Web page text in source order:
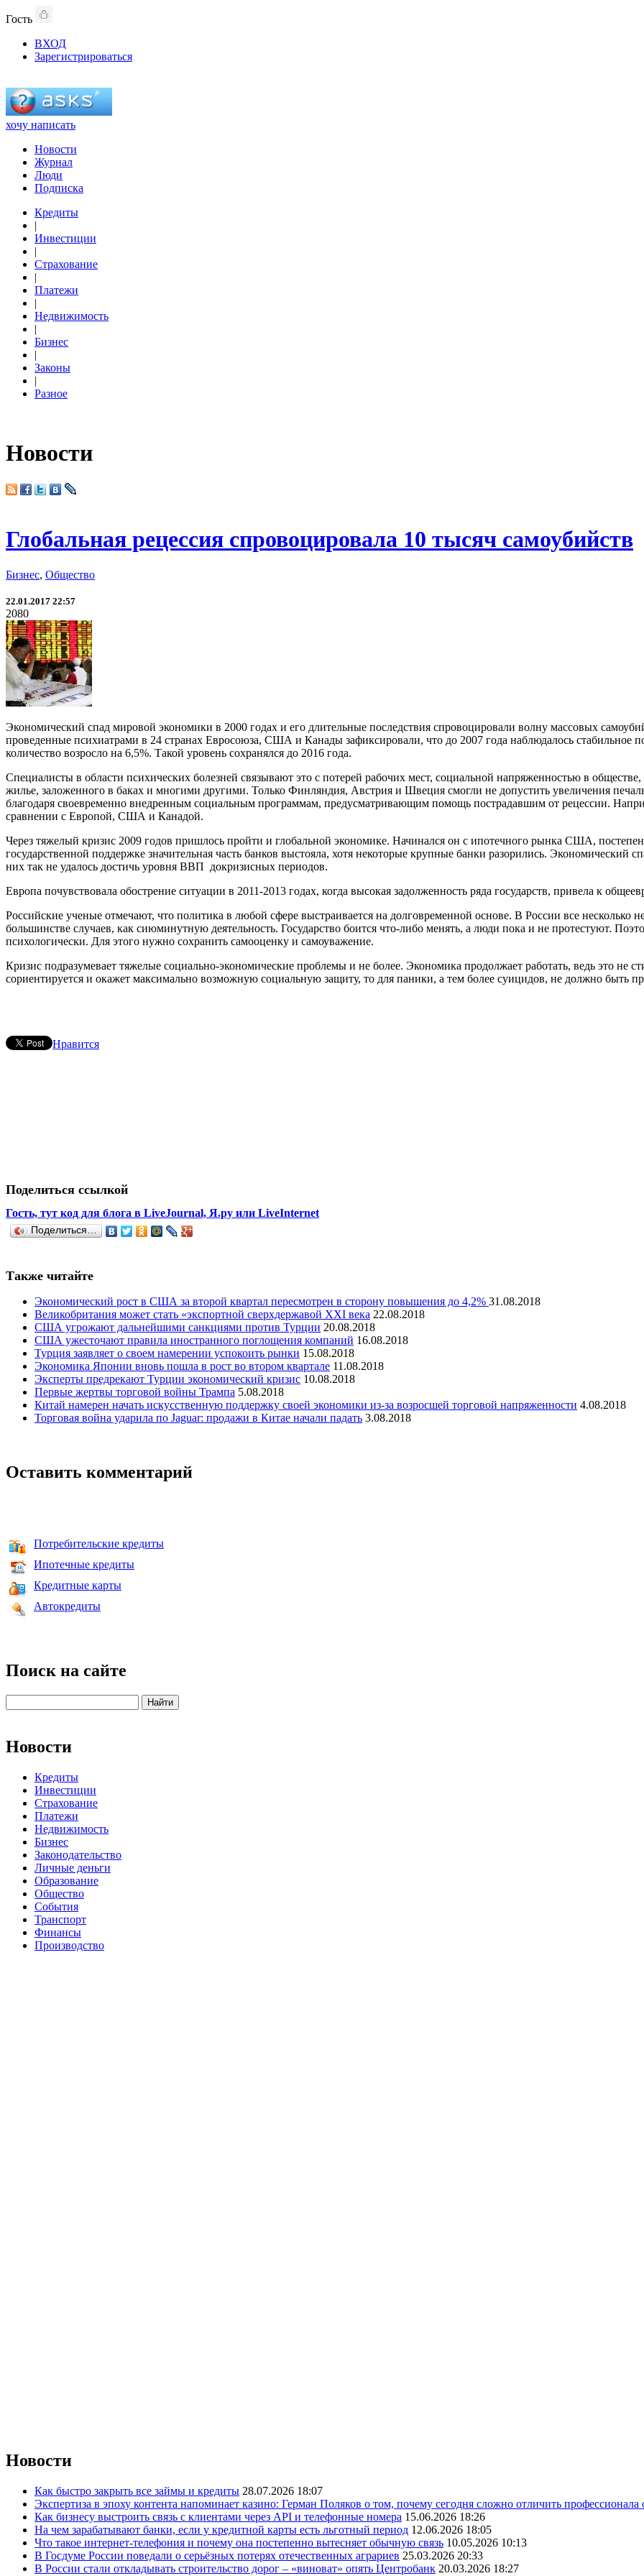
Гость
ВХОД
Зарегистрироваться
хочу написать
Новости
Журнал
Люди
Подписка
Кредиты
|
Инвестиции
|
Страхование
|
Платежи
|
Недвижимость
|
Бизнес
|
Законы
|
Разное
Новости
Глобальная рецессия спровоцировала 10 тысяч самоубийств
Бизнес, Общество
22.01.2017 22:57
2080
Экономический спад мировой экономики в 2000 годах и его длительные последствия спровоцировали волну массовых
проведенные психиатрами в 24 странах Евросоюза, США и Канады зафиксировали, что до 2007 года наблюдалось стабильное
количество возросло на 6,5%. Такой уровень сохранялся до 2016 года.
Специалисты в области психических болезней связывают это с потерей рабочих мест, социальной напряженностью в
жилье, заложенного в баках и многими другими. Только Финляндия, Австрия и Швеция смогли не допустить увеличения
благодаря своевременно внедренным социальным программам, предусматривающим помощь пострадавшим от рецессии.
сравнении с Европой, США и Канадой.
Через тяжелый кризис 2009 годов пришлось пройти и глобальной экономике. Начинался он с ипотечного рынка США,
государственной поддержке значительная часть банков выстояла, хотя некоторые крупные банки разорились. Экономический
них так не удалось достичь уровня ВВП докризисных периодов.
Европа почувствовала обострение ситуации в 2011-2013 годах, когда высокая задолженность ряда государств, привела к
Российские ученые отмечают, что политика в любой сфере выстраивается на долговременной основе. В России все несколько
большинстве случаев, как сиюминутную деятельность. Государство боится что-либо менять, а люди пока и не протестуют.
психологически. Для этого нужно сохранить самооценку и самоуважение.
Кризис подразумевает тяжелые социально-экономические проблемы и не более. Экономика продолжает работать, ведь это не
сориентируется и окажет максимально возможную социальную защиту, то для паники, а тем более суицидов, не должно быть
Нравится
Поделиться ссылкой
Гость, тут код для блога в LiveJournal, Я.ру или LiveInternet
Поделиться…
Также читайте
Экономический рост в США за второй квартал пересмотрен в сторону повышения до 4,2% 31.08.2018
Великобритания может стать «экспортной сверхдержавой XXI века 22.08.2018
США угрожают дальнейшими санкциями против Турции 20.08.2018
США ужесточают правила иностранного поглощения компаний 16.08.2018
Турция заявляет о своем намерении успокоить рынки 15.08.2018
Экономика Японии вновь пошла в рост во втором квартале 11.08.2018
Эксперты предрекают Турции экономический кризис 10.08.2018
Первые жертвы торговой войны Трампа 5.08.2018
Китай намерен начать искусственную поддержку своей экономики из-за возросшей торговой напряженности 4.08.2018
Торговая война ударила по Jaguar: продажи в Китае начали падать 3.08.2018
Оставить комментарий
Потребительские кредиты
Ипотечные кредиты
Кредитные карты
Автокредиты
Поиск на сайте
Новости
Кредиты
Инвестиции
Страхование
Платежи
Недвижимость
Бизнес
Законодательство
Личные деньги
Образование
Общество
События
Транспорт
Финансы
Производство
Новости
Как быстро закрыть все займы и кредиты 28.07.2026 18:07
Экспертиза в эпоху контента напоминает казино: Герман Поляков о том, почему сегодня сложно отличить
Как бизнесу выстроить связь с клиентами через API и телефонные номера 15.06.2026 18:26
На чем зарабатывают банки, если у кредитной карты есть льготный период 12.06.2026 18:05
Что такое интернет-телефония и почему она постепенно вытесняет обычную связь 10.05.2026 10:13
В Госдуме России поведали о серьёзных потерях отечественных аграриев 25.03.2026 20:33
В России стали откладывать строительство дорог – «виноват» опять Центробанк 20.03.2026 18:27